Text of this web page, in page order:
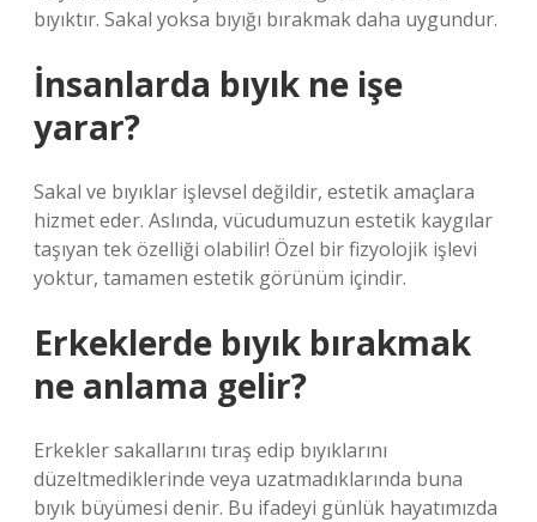
bıyıktır. Sakal yoksa bıyığı bırakmak daha uygundur.
İnsanlarda bıyık ne işe
yarar?
Sakal ve bıyıklar işlevsel değildir, estetik amaçlara
hizmet eder. Aslında, vücudumuzun estetik kaygılar
taşıyan tek özelliği olabilir! Özel bir fizyolojik işlevi
yoktur, tamamen estetik görünüm içindir.
Erkeklerde bıyık bırakmak
ne anlama gelir?
Erkekler sakallarını tıraş edip bıyıklarını
düzeltmediklerinde veya uzatmadıklarında buna
bıyık büyümesi denir. Bu ifadeyi günlük hayatımızda